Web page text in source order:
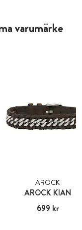
varumärke
AROCK
AROCK KIAN
Pris:699 kr
699 kr